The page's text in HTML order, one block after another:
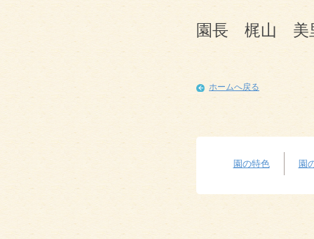
園長 梶山 美
ホームへ戻る
園の特色 園